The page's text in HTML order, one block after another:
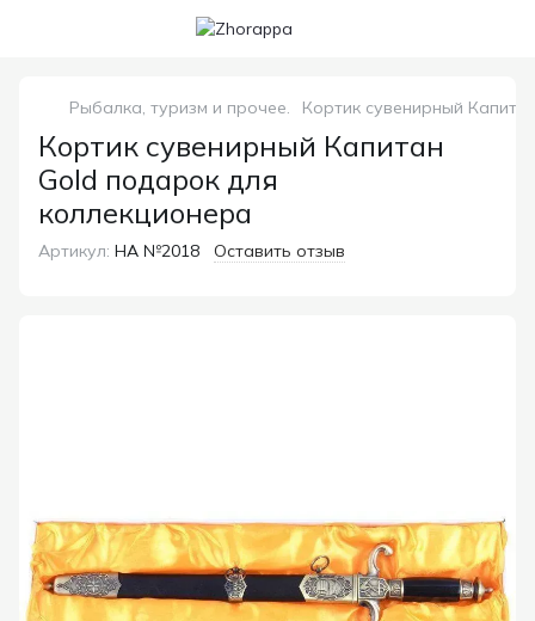
Рыбалка, туризм и прочее. Кортик сувенирный
Кортик сувенирный Капитан
Gold подарок для
коллекционера
Артикул: НА №2018 Оставить отзыв